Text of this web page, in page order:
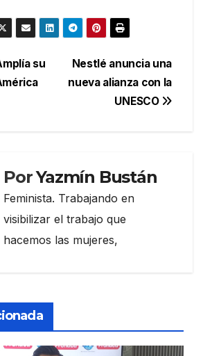
Nestlé anuncia una
nueva alianza con la
UNESCO
su
PorYazmín Bustán
Feminista. Trabajando en
visibilizar el trabajo que
hacemos las mujeres,